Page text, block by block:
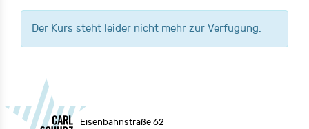
Der Kurs steht leider nicht mehr zur Verfügung.
Eisenbahnstraße 62